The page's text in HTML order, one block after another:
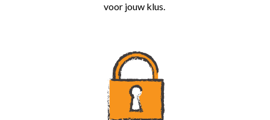
voor jouw klus.